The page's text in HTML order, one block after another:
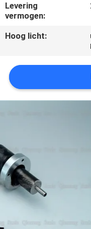
NIEUWS
GEVALLEN
AANVRAGEN
Levering
vermogen:
Hoog licht: